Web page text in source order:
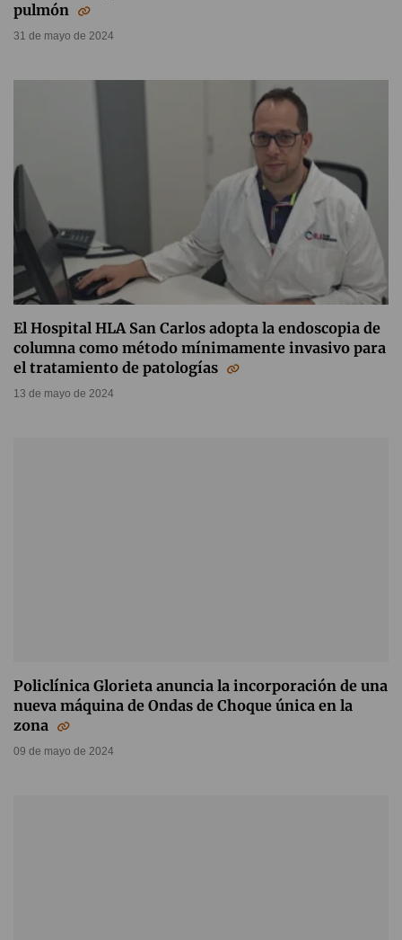
pulmón
31 de mayo de 2024
El Hospital HLA San Carlos adopta la endoscopia de
columna como método mínimamente invasivo para
el tratamiento de patologías
13 de mayo de 2024
Policlínica Glorieta anuncia la incorporación de una
nueva máquina de Ondas de Choque única en la
zona
09 de mayo de 2024